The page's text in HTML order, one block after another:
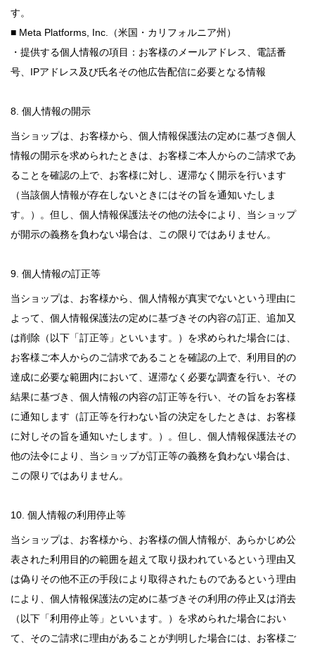
す。
■ Meta Platforms, Inc.（米国・カリフォルニア州）
・提供する個人情報の項目：お客様のメールアドレス、電話番
号、IPアドレス及び氏名その他広告配信に必要となる情報
8. 個人情報の開示
当ショップは、お客様から、個人情報保護法の定めに基づき個人
情報の開示を求められたときは、お客様ご本人からのご請求であ
ることを確認の上で、お客様に対し、遅滞なく開示を行います
（当該個人情報が存在しないときにはその旨を通知いたしま
す。）。但し、個人情報保護法その他の法令により、当ショップ
が開示の義務を負わない場合は、この限りではありません。
9. 個人情報の訂正等
当ショップは、お客様から、個人情報が真実でないという理由に
よって、個人情報保護法の定めに基づきその内容の訂正、追加又
は削除（以下「訂正等」といいます。）を求められた場合には、
お客様ご本人からのご請求であることを確認の上で、利用目的の
達成に必要な範囲内において、遅滞なく必要な調査を行い、その
結果に基づき、個人情報の内容の訂正等を行い、その旨をお客様
に通知します（訂正等を行わない旨の決定をしたときは、お客様
に対しその旨を通知いたします。）。但し、個人情報保護法その
他の法令により、当ショップが訂正等の義務を負わない場合は、
この限りではありません。
10. 個人情報の利用停止等
当ショップは、お客様から、お客様の個人情報が、あらかじめ公
表された利用目的の範囲を超えて取り扱われているという理由又
は偽りその他不正の手段により取得されたものであるという理由
により、個人情報保護法の定めに基づきその利用の停止又は消去
（以下「利用停止等」といいます。）を求められた場合におい
て、そのご請求に理由があることが判明した場合には、お客様ご